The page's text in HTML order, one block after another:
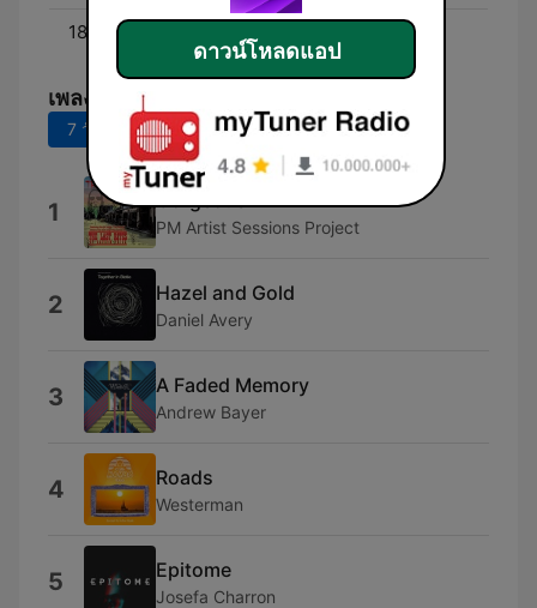
18:00 - 00:00 Smooth Chill Evenings
เพลงยอดนิยม
7 วันที่ผ่านมา 30 วันที่ผ่านมา
1 Gorgeous
PM Artist Sessions Project
2 Hazel and Gold
Daniel Avery
3 A Faded Memory
Andrew Bayer
4 Roads
Westerman
5 Epitome
Josefa Charron
ดาวน์โหลดแอป